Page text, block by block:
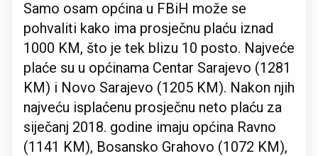
Samo osam općina u FBiH može se
pohvaliti kako ima prosječnu plaću iznad
1000 KM, što je tek blizu 10 posto. Najveće
plaće su u općinama Centar Sarajevo (1281
KM) i Novo Sarajevo (1205 KM). Nakon njih
najveću isplaćenu prosječnu neto plaću za
siječanj 2018. godine imaju općina Ravno
(1141 KM), Bosansko Grahovo (1072 KM),